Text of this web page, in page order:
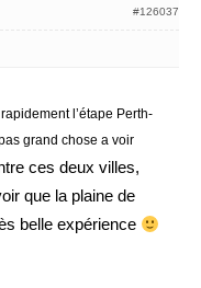
#126037
l’étape Perth-
grand chose a voir
ces deux villes,
que la plaine de
belle expérience